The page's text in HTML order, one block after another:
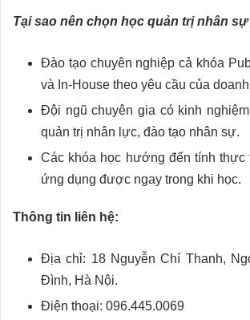
Tại sao nên chọn học quản trị nhân
Đào tạo chuyên nghiệp cả khóa
và In-House theo yêu cầu của
Đội ngũ chuyên gia có kinh
quản trị nhân lực, đào tạo nhân sự.
Các khóa học hướng đến tính thực
ứng dụng được ngay trong khi học.
Thông tin liên hệ:
Địa chỉ: 18 Nguyễn Chí Thanh,
Đình, Hà Nội.
Điện thoại: 096.445.0069